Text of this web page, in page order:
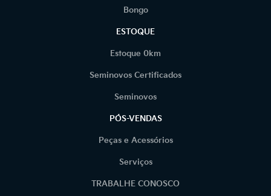
Bongo
ESTOQUE
Estoque 0km
Seminovos Certificados
Seminovos
PÓS-VENDAS
Peças e Acessórios
Serviços
TRABALHE CONOSCO